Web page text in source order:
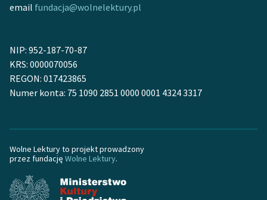
email fundacja@wolnelektury.pl
NIP: 952-187-70-87
KRS: 0000070056
REGON: 017423865
Numer konta: 75 1090 2851 0000 0001 4324 3317
Wolne Lektury to projekt prowadzony
przez fundację Wolne Lektury.